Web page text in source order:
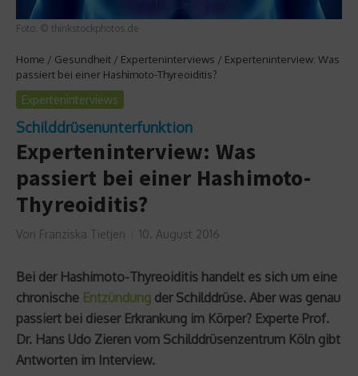
Foto: © thinkstockphotos.de
Home / Gesundheit / Experteninterviews / Experteninterview: Was
passiert bei einer Hashimoto-Thyreoiditis?
Experteninterviews
Schilddrüsenunterfunktion
Experteninterview: Was
passiert bei einer Hashimoto-
Thyreoiditis?
Von Franziska Tietjen 10. August 2016
Bei der Hashimoto-Thyreoiditis handelt es sich um eine
chronische Entzündung der Schilddrüse. Aber was genau
passiert bei dieser Erkrankung im Körper? Experte Prof.
Dr. Hans Udo Zieren vom Schilddrüsenzentrum Köln gibt
Antworten im Interview.